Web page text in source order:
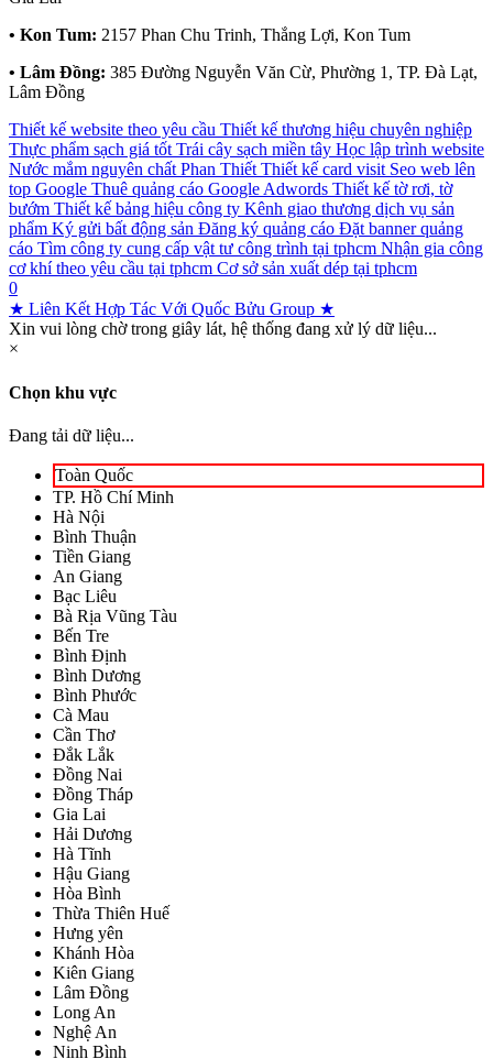
• Kon Tum: 2157 Phan Chu Trinh, Thắng Lợi, Kon Tum
• Lâm Đồng: 385 Đường Nguyễn Văn Cừ, Phường 1, TP. Đà Lạt,
Lâm Đồng
Thiết kế website theo yêu cầu Thiết kế thương hiệu chuyên nghiệp
Thực phẩm sạch giá tốt Trái cây sạch miền tây Học lập trình website
Nước mắm nguyên chất Phan Thiết Thiết kế card visit Seo web lên
top Google Thuê quảng cáo Google Adwords Thiết kế tờ rơi, tờ
bướm Thiết kế bảng hiệu công ty Kênh giao thương dịch vụ sản
phẩm Ký gửi bất động sản Đăng ký quảng cáo Đặt banner quảng
cáo Tìm công ty cung cấp vật tư công trình tại tphcm Nhận gia công
cơ khí theo yêu cầu tại tphcm Cơ sở sản xuất dép tại tphcm
0
★ Liên Kết Hợp Tác Với Quốc Bửu Group ★
Xin vui lòng chờ trong giây lát, hệ thống đang xử lý dữ liệu...
×
Chọn khu vực
Đang tải dữ liệu...
Toàn Quốc
TP. Hồ Chí Minh
Hà Nội
Bình Thuận
Tiền Giang
An Giang
Bạc Liêu
Bà Rịa Vũng Tàu
Bến Tre
Bình Định
Bình Dương
Bình Phước
Cà Mau
Cần Thơ
Đắk Lắk
Đồng Nai
Đồng Tháp
Gia Lai
Hải Dương
Hà Tĩnh
Hậu Giang
Hòa Bình
Thừa Thiên Huế
Hưng yên
Khánh Hòa
Kiên Giang
Lâm Đồng
Long An
Nghệ An
Ninh Bình